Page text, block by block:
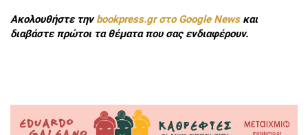
Ακολουθήστε τηνbookpress.gr στο Google Newsκαι
διαβάστε πρώτοι τα θέματα που σας ενδιαφέρουν.